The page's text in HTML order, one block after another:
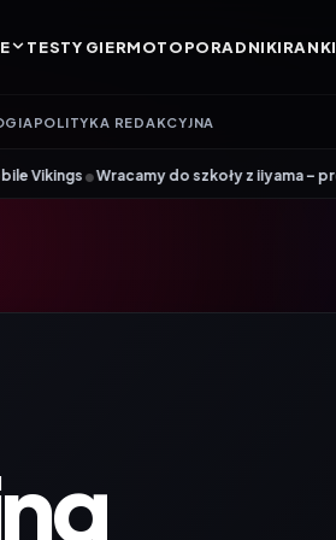
TESTY GIERMOTOPORADNIKI
POLITYKA REDAKCYJNA
do szkoły z iiyama – promocja